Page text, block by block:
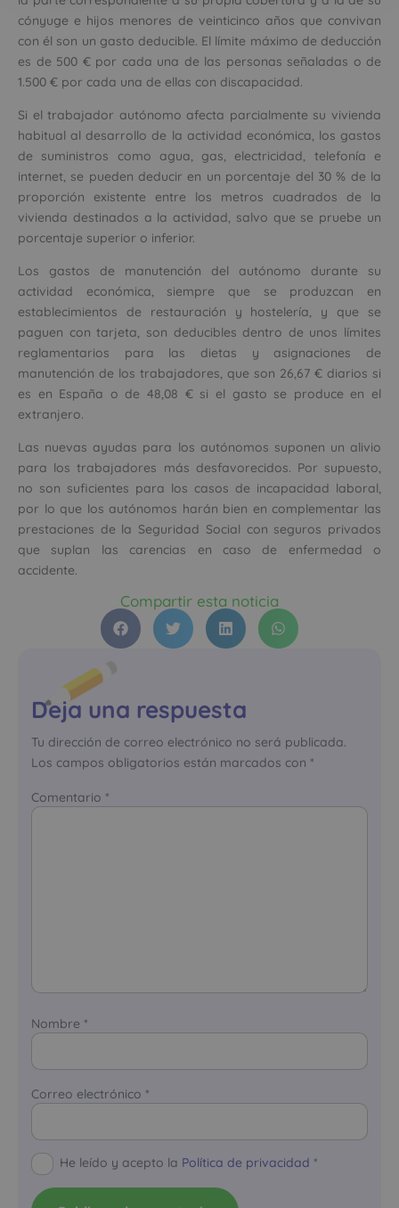
cónyuge e hijos menores de veinticinco años que convivan
con él son un gasto deducible. El límite máximo de deducción
es de 500 € por cada una de las personas señaladas o de
1.500 € por cada una de ellas con discapacidad.
Si el trabajador autónomo afecta parcialmente su vivienda
habitual al desarrollo de la actividad económica, los gastos
de suministros como agua, gas, electricidad, telefonía e
internet, se pueden deducir en un porcentaje del 30 % de la
proporción existente entre los metros cuadrados de la
vivienda destinados a la actividad, salvo que se pruebe un
porcentaje superior o inferior.
Los gastos de manutención del autónomo durante su
actividad económica, siempre que se produzcan en
establecimientos de restauración y hostelería, y que se
paguen con tarjeta, son deducibles dentro de unos límites
reglamentarios para las dietas y asignaciones de
manutención de los trabajadores, que son 26,67 € diarios si
es en España o de 48,08 € si el gasto se produce en el
extranjero.
Las nuevas ayudas para los autónomos suponen un alivio
para los trabajadores más desfavorecidos. Por supuesto,
no son suficientes para los casos de incapacidad laboral,
por lo que los autónomos harán bien en complementar las
prestaciones de la Seguridad Social con seguros privados
que suplan las carencias en caso de enfermedad o
accidente.
Compartir esta noticia
Deja una respuesta
Tu dirección de correo electrónico no será publicada.
Los campos obligatorios están marcados con *
Comentario *
Nombre *
Correo electrónico *
He leído y acepto la Política de privacidad *